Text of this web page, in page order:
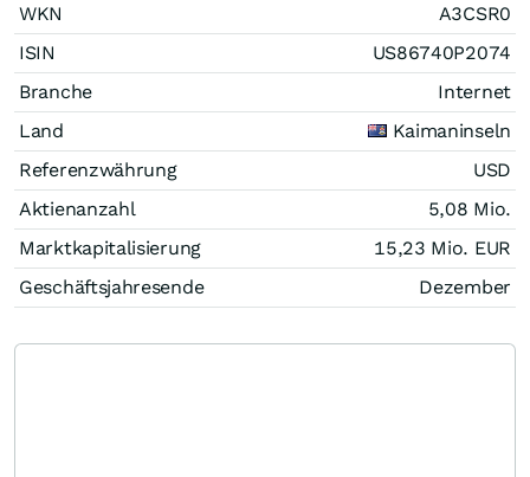
WKN
A3CSR0
ISIN
US86740P2074
Branche
Internet
Land
Kaimaninseln
Referenzwährung
USD
Aktienanzahl
5,08 Mio.
Marktkapitalisierung
15,23 Mio. EUR
Geschäftsjahresende
Dezember